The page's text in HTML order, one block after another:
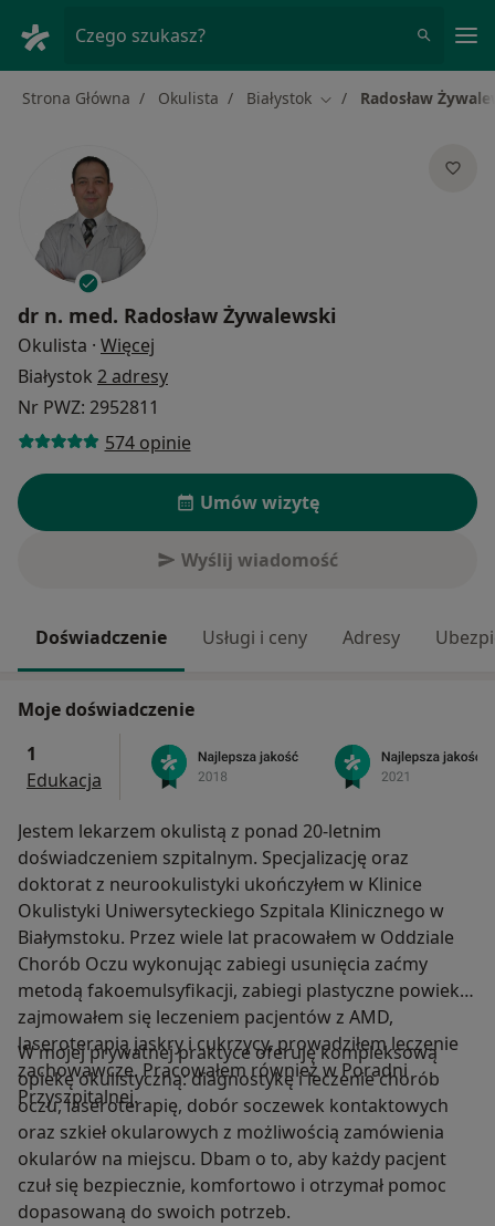
Czego szukasz?
Strona Główna Okulista Białystok Zmień miasto
Radosław
dr n. med. Radosław Żywalewski
Okulista · Więcej
Białystok 2 adresy
Nr PWZ: 2952811
574 opinie
Umów wizytę
Wyślij wiadomość
Doświadczenie Usługi i ceny Adresy
Moje doświadczenie
1
Edukacja
Jestem lekarzem okulistą z ponad 20-letnim
doświadczeniem szpitalnym. Specjalizację oraz
doktorat z neurookulistyki ukończyłem w Klinice
Okulistyki Uniwersyteckiego Szpitala Klinicznego w
Białymstoku. Przez wiele lat pracowałem w Oddziale
Chorób Oczu wykonując zabiegi usunięcia zaćmy
metodą fakoemulsyfikacji, zabiegi plastyczne powiek,
zajmowałem się leczeniem pacjentów z AMD,
laseroterapią jaskry i cukrzycy, prowadziłem leczenie
zachowawcze. Pracowałem również w Poradni
Przyszpitalnej.
W mojej prywatnej praktyce oferuję kompleksową
opiekę okulistyczną: diagnostykę i leczenie chorób
oczu, laseroterapię, dobór soczewek kontaktowych
oraz szkieł okularowych z możliwością zamówienia
okularów na miejscu. Dbam o to, aby każdy pacjent
czuł się bezpiecznie, komfortowo i otrzymał pomoc
dopasowaną do swoich potrzeb.